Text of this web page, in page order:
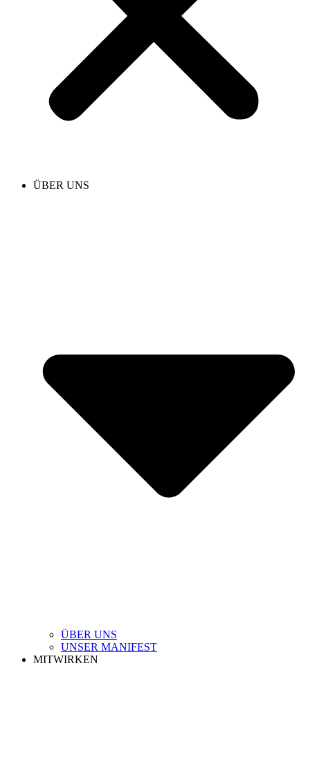
ÜBER UNS
ÜBER UNS
UNSER MANIFEST
MITWIRKEN